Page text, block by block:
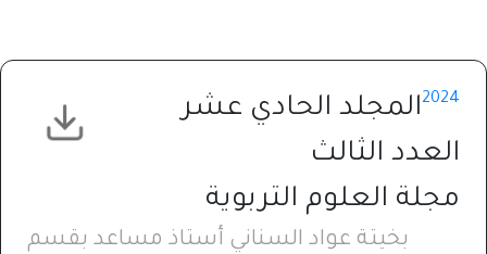
2024المجلد الحادي عشر
العدد الثالث
مجلة العلوم التربوية
بخيتة عواد السناني أستاذ مساعد بقسم